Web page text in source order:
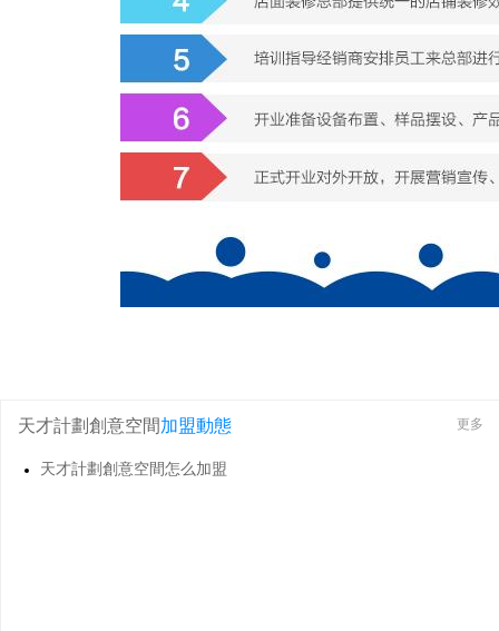
天才計劃創意空間加盟動態 更多
天才計劃創意空間怎么加盟